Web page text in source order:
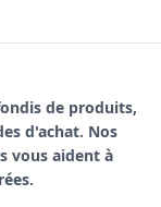
de produits,
d'achat. Nos
vous aident à